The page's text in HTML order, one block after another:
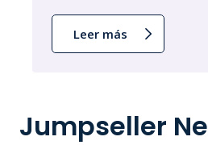
Leer más
Jumpseller